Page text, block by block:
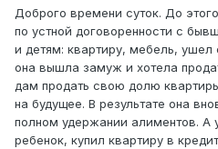
Доброго времени суток. До
по устной договоренности с
и детям: квартиру, мебель,
она вышла замуж и хотела
дам продать свою долю
на будущее. В результате она
полном удержании алиментов. А
ребенок, купил квартиру в